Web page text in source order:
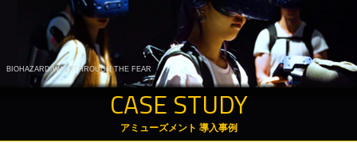
BIOHAZARD WALKTHROUGH THE FEAR
CASE STUDY
アミューズメント 導入事例